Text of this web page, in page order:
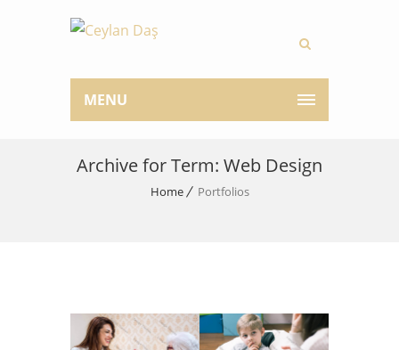
MENU
Archive for Term: Web Design
Home Portfolios